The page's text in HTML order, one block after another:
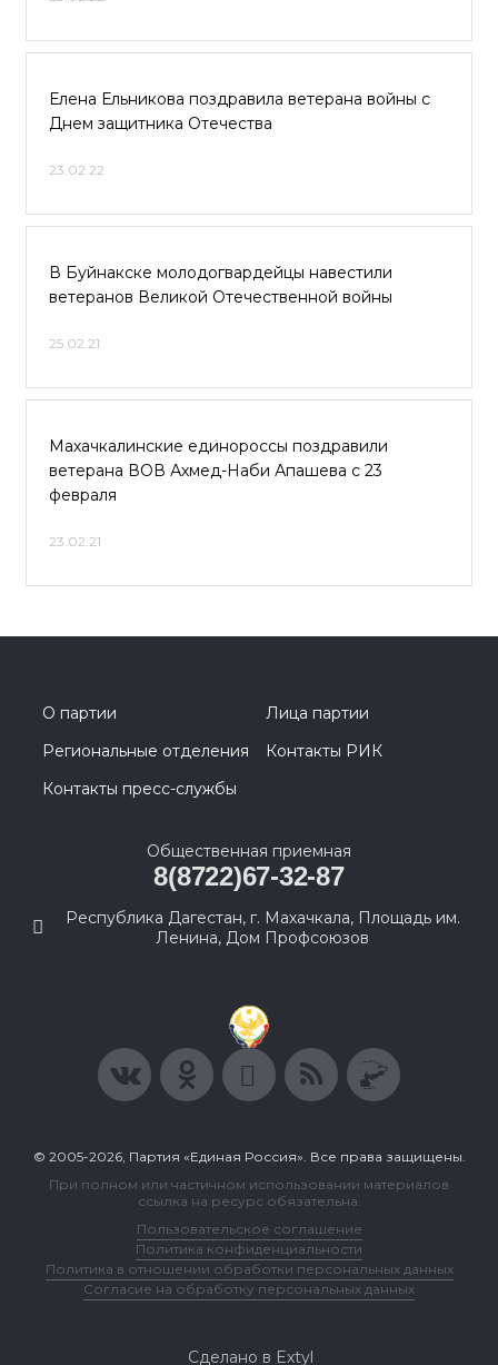
Елена Ельникова поздравила ветерана войны с
Днем защитника Отечества
23.02.22
В Буйнакске молодогвардейцы навестили
ветеранов Великой Отечественной войны
25.02.21
Махачкалинские единороссы поздравили
ветерана ВОВ Ахмед-Наби Апашева с 23
февраля
23.02.21
О партии
Лица партии
Региональные отделения
Контакты РИК
Контакты пресс-службы
Общественная приемная
8(8722)67-32-87
Республика Дагестан, г. Махачкала, Площадь им.
Ленина, Дом Профсоюзов
© 2005-2026, Партия «Единая Россия». Все права защищены.
При полном или частичном использовании материалов
ссылка на ресурс обязательна.
Пользовательское соглашение
Политика конфиденциальности
Политика в отношении обработки персональных данных
Согласие на обработку персональных данных
Сделано в Extyl